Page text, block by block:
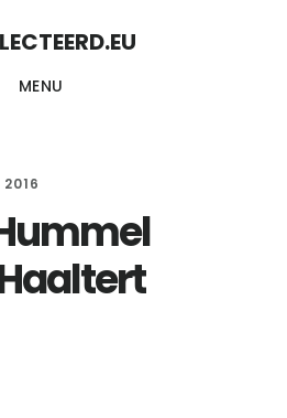
MENU